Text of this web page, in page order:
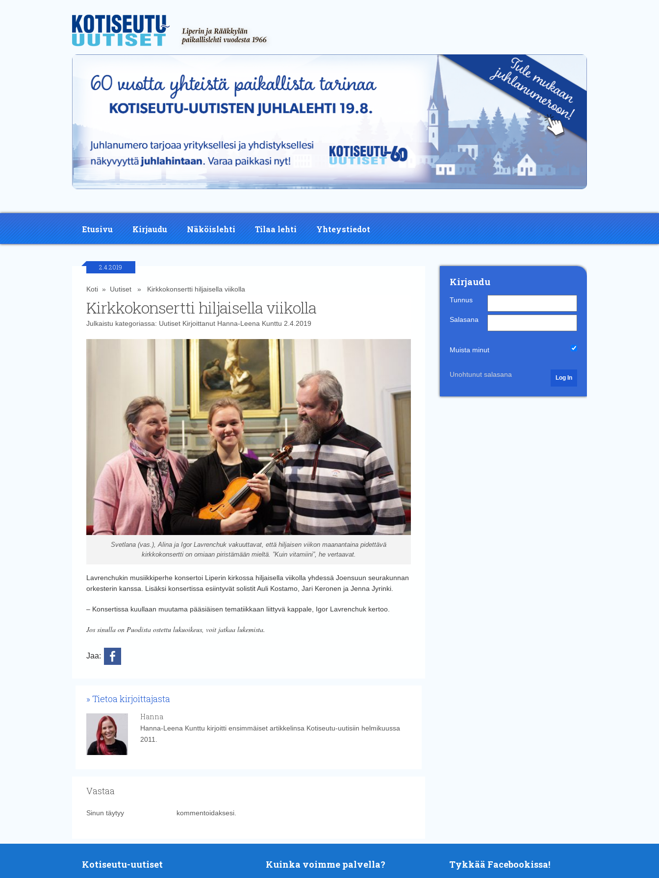
Etusivu Kirjaudu Näköislehti Tilaa lehti Yhteystiedot
2.4.2019
Koti» Uutiset» Kirkkokonsertti hiljaisella viikolla
Kirkkokonsertti hiljaisella viikolla
Julkaistu kategoriassa: UutisetKirjoittanut Hanna-Leena Kunttu 2.4.2019
Svetlana (vas.), Alina ja Igor Lavrenchuk vakuuttavat, että hiljaisen viikon maanantaina pidettävä
kirkkokonsertti on omiaan piristämään mieltä. ”Kuin vitamiini”, he vertaavat.
Lavrenchukin musiikkiperhe konsertoi Liperin kirkossa hiljaisella viikolla yhdessä Joensuun seurakunnan
orkesterin kanssa. Lisäksi konsertissa esiintyvät solistit Auli Kostamo, Jari Keronen ja Jenna Jyrinki.
– Konsertissa kuullaan muutama pääsiäisen tematiikkaan liittyvä kappale, Igor Lavrenchuk kertoo.
Jos sinulla on Puodista ostettu lukuoikeus, voit jatkaa lukemista.
Jaa:
Tietoa kirjoittajasta
Hanna
Hanna-Leena Kunttu kirjoitti ensimmäiset artikkelinsa Kotiseutu-uutisiin helmikuussa
2011.
Vastaa
Sinun täytyy kommentoidaksesi.
Kirjaudu
Tunnus
Salasana
Muista minut
Unohtunut salasana
Kotiseutu-uutiset Kuinka voimme palvella? Tykkää Facebookissa!